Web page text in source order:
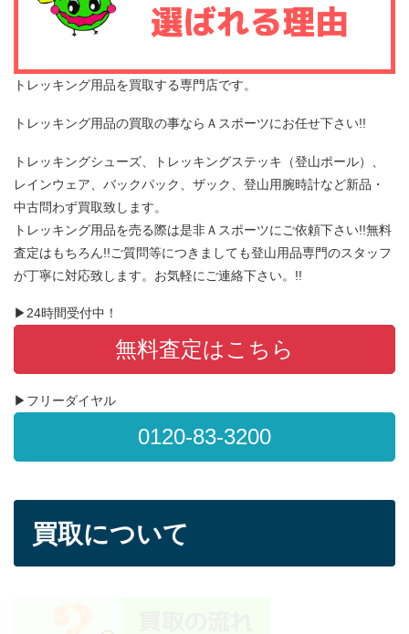
トレッキング用品を買取する専門店です。
トレッキング用品の買取の事ならＡスポーツにお任せ下さい!!
トレッキングシューズ、トレッキングステッキ（登山ポール）、
レインウェア、バックパック、ザック、登山用腕時計など新品・
中古問わず買取致します。
トレッキング用品を売る際は是非Ａスポーツにご依頼下さい!!無料
査定はもちろん!!ご質問等につきましても登山用品専門のスタッフ
が丁寧に対応致します。お気軽にご連絡下さい。!!
▶24時間受付中！
無料査定はこちら
▶フリーダイヤル
0120-83-3200
買取について